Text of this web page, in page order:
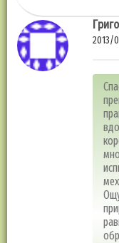
2013/